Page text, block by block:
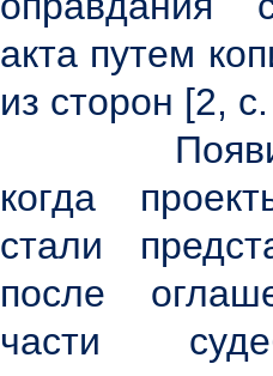
акта путем
из сторон [2,
когда
стали
после
части